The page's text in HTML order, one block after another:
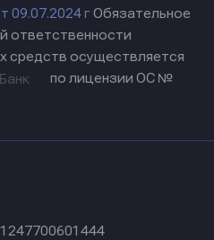
09.07.2024 гОбязательное
ответственности
средств осуществляется
по лицензии ОС №